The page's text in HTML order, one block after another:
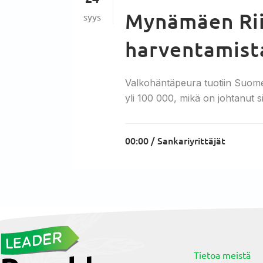
syys
Mynämäen
Valkohäntäpeura tuotiin
yli 100 000, mikä on johtanut
00:00 /Sankariyrittäjät
Tietoa meistä